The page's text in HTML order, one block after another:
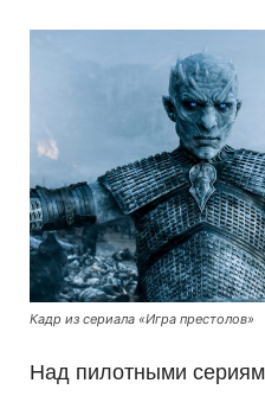
Кадр из сериала «Игра престолов»
Над пилотными